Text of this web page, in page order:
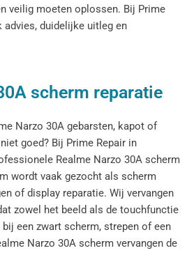
veilig moeten oplossen. Bij Prime
duidelijke uitleg en
scherm reparatie
Narzo 30A gebarsten, kapot of
goed? Bij Prime Repair in
Realme Narzo 30A scherm
wordt vaak gezocht als scherm
of display reparatie. Wij vervangen
zowel het beeld als de touchfunctie
een zwart scherm, strepen of een
Narzo 30A scherm vervangen de